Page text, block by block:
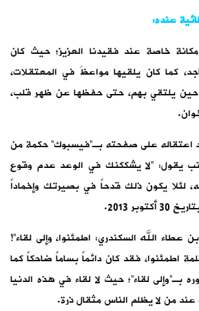
عنده:
خاصة عند فقيدنا العزيز؛ حيث كان
كما كان يلقيها مواعظَ في المعتقلات،
حين يلتقي بهم، حتى حفظها عن ظهر قلب،
اعتقاله على صفحته بـ”فيسبوك” حكمة من
يقول: “لا يشككنك في الوعد عدم وقوع
لئلا يكون ذلك قدحاً في بصيرتك وإخماداً
2013.
عطاء الله السكندري: اطمئنوا، وإلى لقاء”!
اطمئنوا، فقد كان دائماً بساماً ضاحكاً كما
بـ”وإلى لقاء”؛ حيث لا لقاء في هذه الدنيا
عند من لا يظلم الناس مثقال ذرة.